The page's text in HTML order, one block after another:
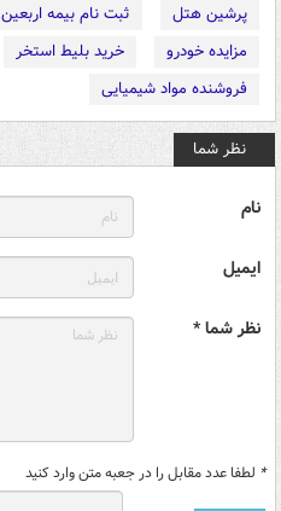
پرشین هتل
ثبت نام بیمه اربعین
مزایده خودرو
خرید بلیط استخر
فروشنده مواد شیمیایی
نظر شما
نام
ایمیل
نظر شما *
* لطفا عدد مقابل را در جعبه متن وارد کنید